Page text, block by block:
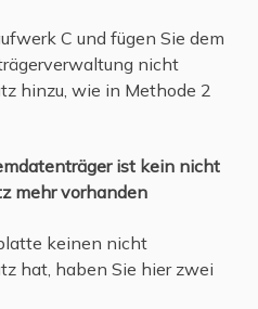
C und fügen Sie dem
nicht
hinzu, wie in Methode 2
ist kein nicht
mehr vorhanden
keinen nicht
hat, haben Sie hier zwei